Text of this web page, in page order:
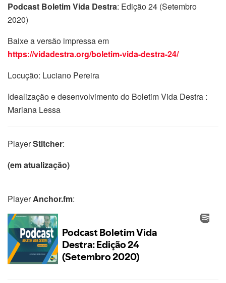
Podcast Boletim Vida Destra: Edição 24 (Setembro
2020)
Baixe a versão impressa em
https://vidadestra.org/boletim-vida-destra-24/
Locução: Luciano Pereira
Idealização e desenvolvimento do Boletim Vida Destra :
Mariana Lessa
PlayerStitcher:
(em atualização)
PlayerAnchor.fm: